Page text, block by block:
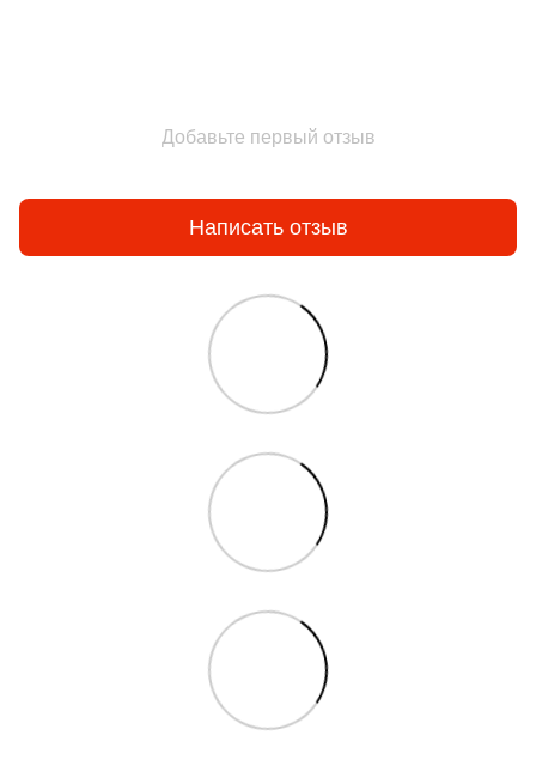
Добавьте первый отзыв
Написать отзыв